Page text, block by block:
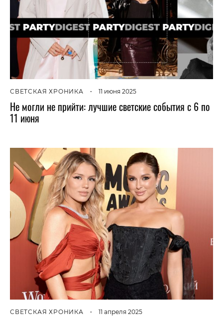
СВЕТСКАЯ ХРОНИКА • 11 июня 2025
Не могли не прийти: лучшие светские события с 6 по
11 июня
СВЕТСКАЯ ХРОНИКА • 11 апреля 2025